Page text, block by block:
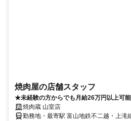
焼肉屋の店舗スタッフ
★未経験の方からでも月給26万円以上可
無し♪入社後の定着率や安定感も抜群◎
焼肉蔵 山室店
勤務地・最寄駅 富山地鉄不二越・上滝